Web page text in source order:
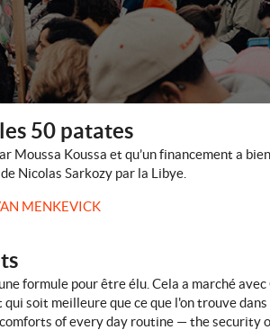
50 patates
Moussa Koussa et qu’un financement a
Nicolas Sarkozy par la Libye.
MENKEVICK
formule pour être élu. Cela a marché
soit meilleure que ce que l'on trouve
of every day routine — the